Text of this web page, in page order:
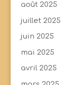
août 2025
juillet 2025
juin 2025
mai 2025
avril 2025